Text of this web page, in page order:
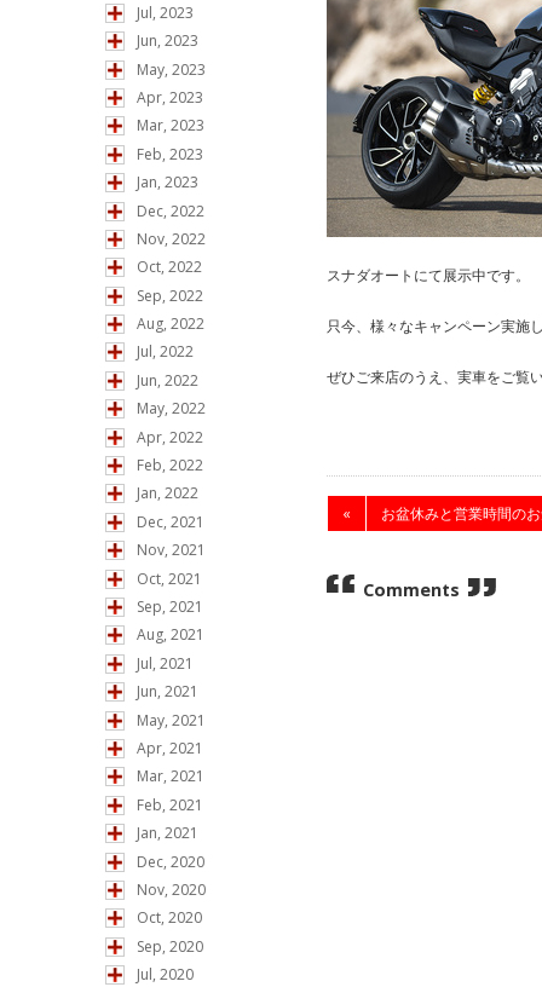
Jul, 2023
Jun, 2023
May, 2023
Apr, 2023
Mar, 2023
Feb, 2023
Jan, 2023
Dec, 2022
Nov, 2022
Oct, 2022
Sep, 2022
Aug, 2022
Jul, 2022
Jun, 2022
May, 2022
Apr, 2022
Feb, 2022
Jan, 2022
Dec, 2021
Nov, 2021
Oct, 2021
Sep, 2021
Aug, 2021
Jul, 2021
Jun, 2021
May, 2021
Apr, 2021
Mar, 2021
Feb, 2021
Jan, 2021
Dec, 2020
Nov, 2020
Oct, 2020
Sep, 2020
Jul, 2020
スナダオートにて展示中です。
只今、様々なキャンペーン実施
ぜひご来店のうえ、実車をご覧
« お盆休みと営業時間の
Comments